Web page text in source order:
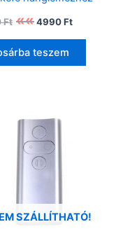
Ft
Original
price
was:
5990 Ft.
4990Ft
price
is:
teszem
SZÁLLÍTHATÓ!